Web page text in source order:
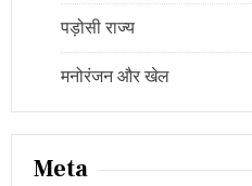
पड़ोसी राज्य
मनोरंजन और खेल
Meta